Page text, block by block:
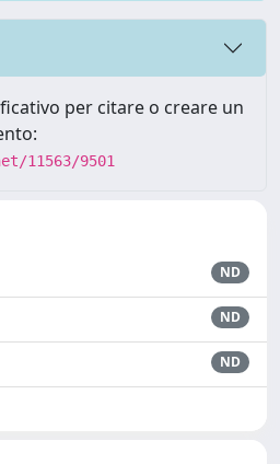
per citare o creare un
11563/9501
ND
ND
ND